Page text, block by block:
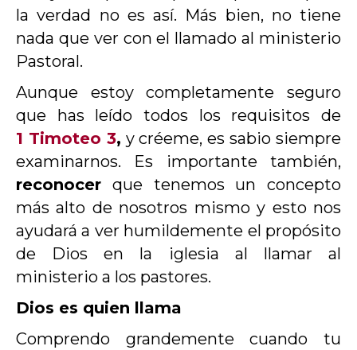
la verdad no es así. Más bien, no tiene
nada que ver con el llamado al ministerio
Pastoral.
Aunque estoy completamente seguro
que has leído todos los requisitos de
1 Timoteo 3, y créeme, es sabio siempre
examinarnos. Es importante también,
reconocer que tenemos un concepto
más alto de nosotros mismo y esto nos
ayudará a ver humildemente el propósito
de Dios en la iglesia al llamar al
ministerio a los pastores.
Dios es quien llama
Comprendo grandemente cuando tu